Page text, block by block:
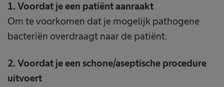
1. Voordat je een patiënt aanraakt
Om te voorkomen dat je mogelijk pathogene
bacteriën overdraagt naar de patiënt.
2. Voordat je een schone/aseptische procedure
uitvoert